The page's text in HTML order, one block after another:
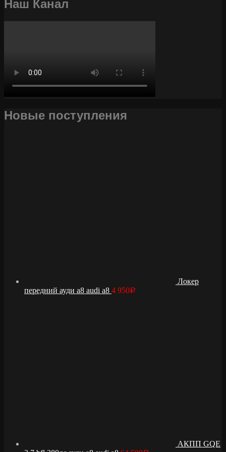
Наш Канал
Новые поступления
Локер
передний ауди а8 audi a8 4 950Р
АКПП GQE